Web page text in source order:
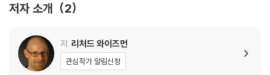
상상에서 혁신으로
어느 천재 과학자가 내놓은 무모하지만 기발한 발상
혁신, 지구상에 존재하지 않던 아이디어 만들기
안정감이라는 유혹에 저항하라
저자 소개 2
저 리처드 와이즈먼
관심작가 알림신청